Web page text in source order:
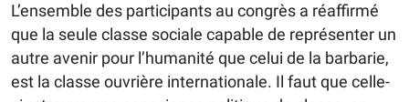
L’ensemble des participants au congrès a réaffirmé
que la seule classe sociale capable de représenter un
autre avenir pour l’humanité que celui de la barbarie,
est la classe ouvrière internationale. Il faut que celle-